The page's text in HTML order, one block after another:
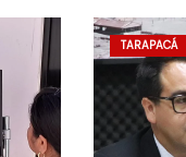
TARAPACÁ